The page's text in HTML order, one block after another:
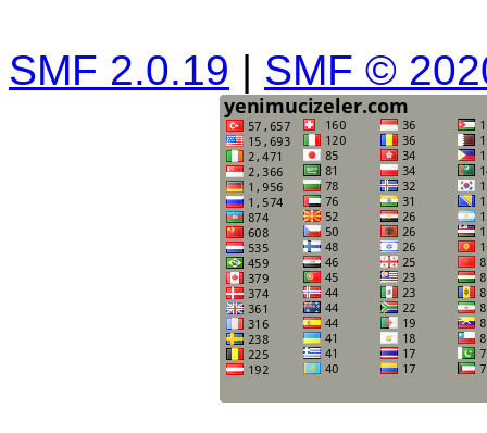
SMF 2.0.19 | SMF ©